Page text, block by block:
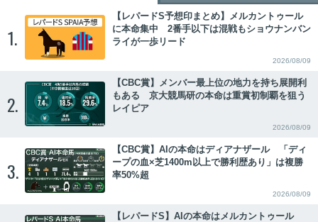
1.
【レパードS予想印まとめ】メルカントゥール
に本命集中 2番手以下は混戦もショウナンバン
ライが一歩リード
2026/08/09
2.
【CBC賞】メンバー最上位の地力を持ち展開利
もある 京大競馬研の本命は重賞初制覇を狙う
レイピア
2026/08/09
3.
【CBC賞】AIの本命はディアナザール 「ディ
ープの血×芝1400m以上で勝利歴あり」は複勝
率50%超
2026/08/09
【レパードS】AIの本命はメルカントゥール